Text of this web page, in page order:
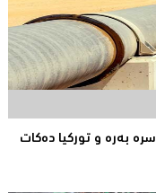
بەرە و توركیا دەکات